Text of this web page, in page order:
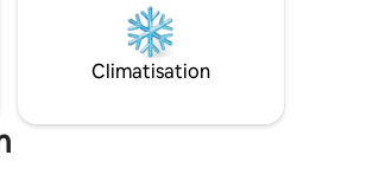
la simplicité. Cueillez des produits
promenez-vous dans la
observez les étoiles autour du
Un mélange unique de nature et
vous.
Climatisation